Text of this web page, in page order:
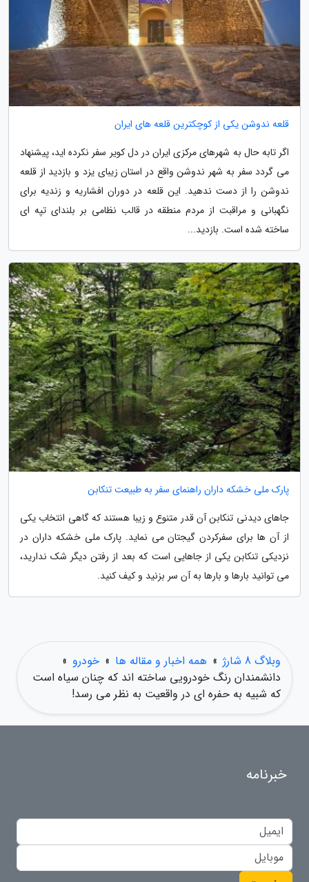
قلعه ندوشن یکی از کوچکترین قلعه های ایران
اگر تابه حال به شهرهای مرکزی ایران در دل کویر سفر نکرده اید، پیشنهاد
می گردد سفر به شهر ندوشن واقع در استان زیبای یزد و بازدید از قلعه
ندوشن را از دست ندهید. این قلعه در دوران افشاریه و زندیه برای
نگهبانی و مراقبت از مردم منطقه در قالب نظامی بر بلندای تپه ای
ساخته شده است. بازدید...
پارک ملی خشکه داران راهنمای سفر به طبیعت تنکابن
جاهای دیدنی تنکابن آن قدر متنوع و زیبا هستند که گاهی انتخاب یکی
از آن ها برای سفرکردن گیجتان می نماید. پارک ملی خشکه داران در
نزدیکی تنکابن یکی از جاهایی است که بعد از رفتن دیگر شک ندارید،
می توانید بارها و بارها به آن سر بزنید و کیف کنید.
وبلاگ 8 شارژ » همه اخبار و مقاله ها » خودرو »
دانشمندان رنگ خودرویی ساخته اند که چنان سیاه است
که شبیه به حفره ای در واقعیت به نظر می رسد!
خبرنامه